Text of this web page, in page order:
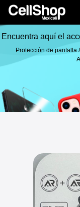
Encuentra aquí el
Protección de pantalla